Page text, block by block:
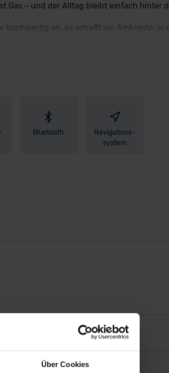
Über Cookies
Gas – und der Alltag bleibt einfach hinter
hochwertig an, es schafft ein Ambiente, in
Auch von außen setzt du ein Statement:
über uns - profitiere bei diesem
Bluetooth
Navigations-
system